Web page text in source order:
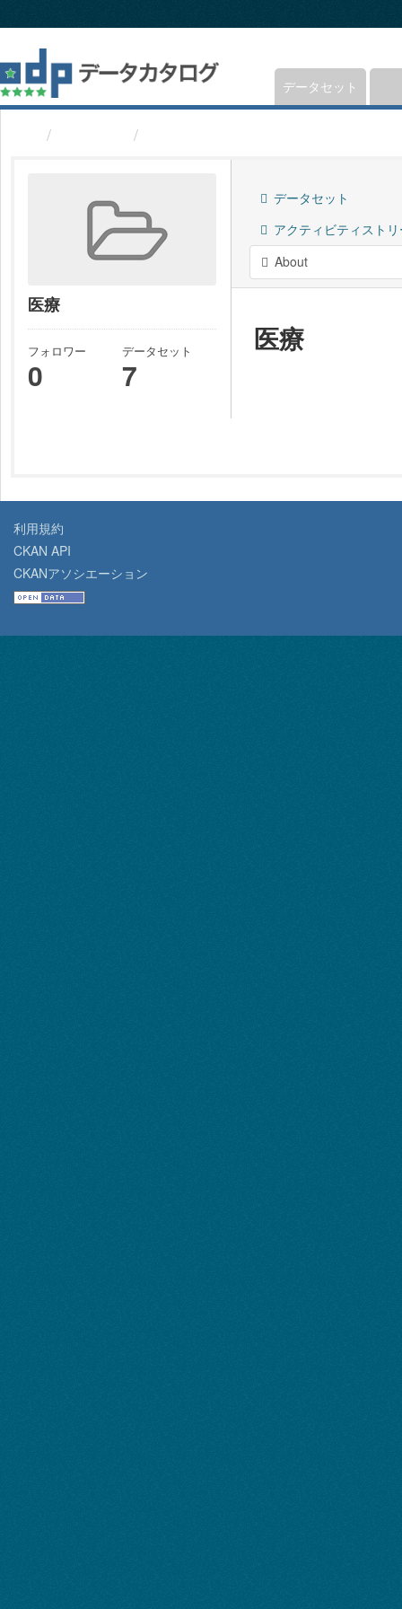
キ
プ
し
て
データセット
医療
フォロワー
0
データセット
7
データセット
アクティビティスト
About
医療
利用規約
CKAN API
CKANアソシエーション